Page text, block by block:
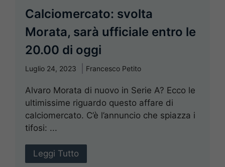
Calciomercato: svolta
Morata, sarà ufficiale entro le
20.00 di oggi
Luglio 24, 2023 Francesco Petito
Alvaro Morata di nuovo in Serie A? Ecco le
ultimissime riguardo questo affare di
calciomercato. C’è l’annuncio che spiazza i
tifosi: ...
Leggi Tutto